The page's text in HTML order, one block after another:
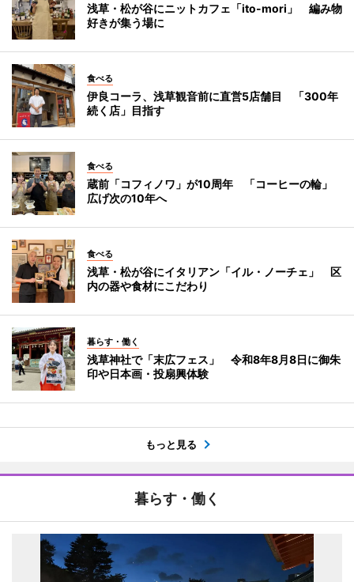
浅草・松が谷にニットカフェ「ito-mori」 編み物
好きが集う場に
食べる
伊良コーラ、浅草観音前に直営5店舗目 「300年
続く店」目指す
食べる
蔵前「コフィノワ」が10周年 「コーヒーの輪」
広げ次の10年へ
食べる
浅草・松が谷にイタリアン「イル・ノーチェ」 区
内の器や食材にこだわり
暮らす・働く
浅草神社で「末広フェス」 令和8年8月8日に御朱
印や日本画・投扇興体験
もっと見る
暮らす・働く